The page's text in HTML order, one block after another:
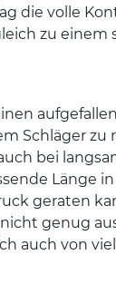
die volle
zu einem
Schläger zu
bei
Länge
geraten
genug
auch von